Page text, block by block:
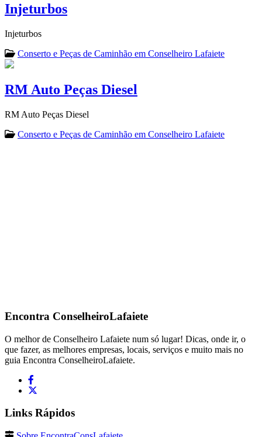
Injeturbos
Injeturbos
Conserto e Peças de Caminhão em Conselheiro Lafaiete
RM Auto Peças Diesel
RM Auto Peças Diesel
Conserto e Peças de Caminhão em Conselheiro Lafaiete
Encontra ConselheiroLafaiete
O melhor de Conselheiro Lafaiete num só lugar! Dicas, onde ir, o
que fazer, as melhores empresas, locais, serviços e muito mais no
guia Encontra ConselheiroLafaiete.
Links Rápidos